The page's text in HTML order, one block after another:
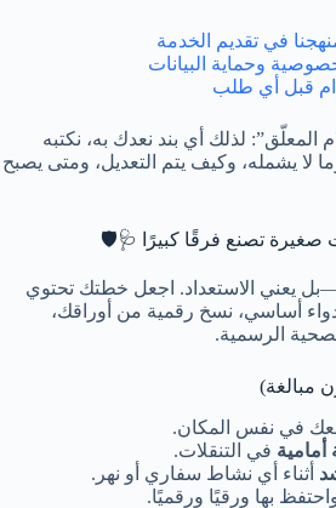
في تقديم الخدمة
وحماية البيانات
قبل أي طلب
المعلّق”: لذلك أي بند نعدك به، نكتبه
لا يشمله، وكيف يتم التعديل، ومتى يصبح
يعني الاستعداد. اجعل خطتك تحتوي
أساسي، نسخ رقمية من أوراقك،
الرسمية.
مبالغة)
في نفس المكان.
في التنقلات.
أثناء أي نشاط سفاري أو نهر.
بها ورقيًا ورقميًا.